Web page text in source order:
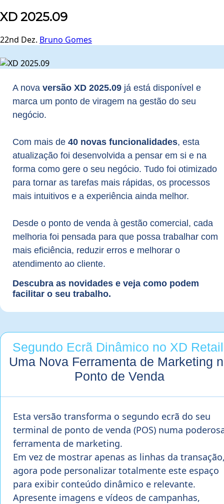
XD 2025.09
22nd Dez. Bruno Gomes
A nova versão XD 2025.09 já está disponível e
marca um ponto de viragem na gestão do seu
negócio.
Com mais de 40 novas funcionalidades, esta
atualização foi desenvolvida a pensar em si e na
forma como gere o seu negócio. Tudo foi otimizado
para tornar as tarefas mais rápidas, os processos
mais intuitivos e a experiência ainda melhor.
Desde o ponto de venda à gestão comercial, cada
melhoria foi pensada para que possa trabalhar com
mais eficiência, reduzir erros e melhorar o
atendimento ao cliente.
Descubra as novidades e veja como podem
facilitar o seu trabalho.
Segundo Ecrã Dinâmico no XD
Uma Nova Ferramenta de Marketing
Ponto de Venda
Esta versão transforma o segundo ecrã do seu
terminal de ponto de venda (POS) numa
ferramenta de marketing.
Em vez de mostrar apenas as linhas da
agora pode personalizar totalmente este espaço
para exibir conteúdo dinâmico e relevante.
Apresente imagens e vídeos de campanhas,